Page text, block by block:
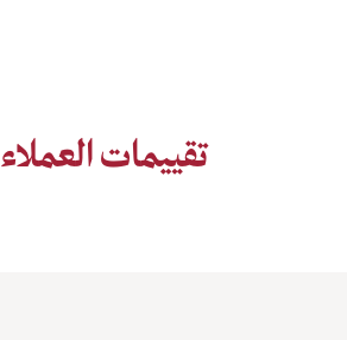
تقييمات العملاء